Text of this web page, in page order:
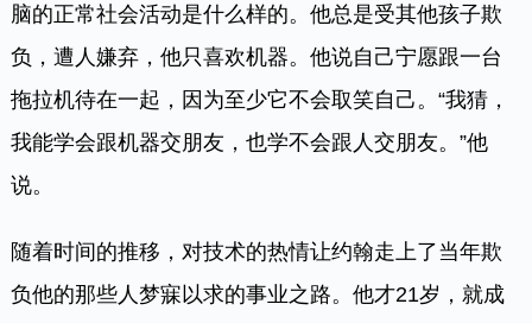
脑的正常社会活动是什么样的。他总是受其他孩子欺
负，遭人嫌弃，他只喜欢机器。他说自己宁愿跟一台
拖拉机待在一起，因为至少它不会取笑自己。“我猜，
我能学会跟机器交朋友，也学不会跟人交朋友。”他
说。
随着时间的推移，对技术的热情让约翰走上了当年欺
负他的那些人梦寐以求的事业之路。他才21岁，就成